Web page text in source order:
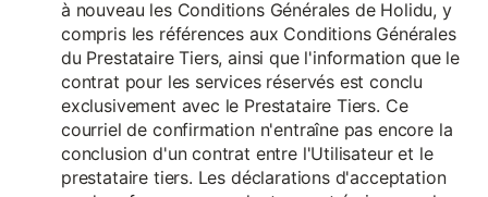
à nouveau les Conditions Générales de Holidu, y
compris les références aux Conditions Générales
du Prestataire Tiers, ainsi que l'information que le
contrat pour les services réservés est conclu
exclusivement avec le Prestataire Tiers. Ce
courriel de confirmation n'entraîne pas encore la
conclusion d'un contrat entre l'Utilisateur et le
prestataire tiers. Les déclarations d'acceptation